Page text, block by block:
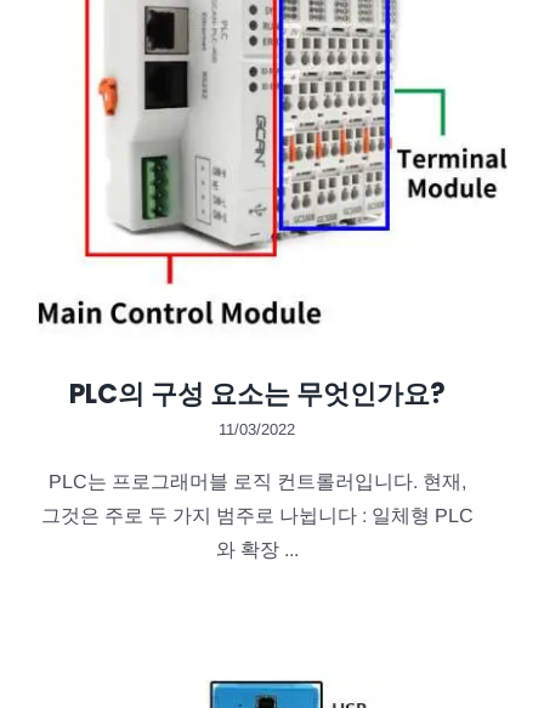
PLC의 구성 요소는 무엇인가요?
11/03/2022
PLC는 프로그래머블 로직 컨트롤러입니다. 현재,
그것은 주로 두 가지 범주로 나뉩니다 : 일체형 PLC
와 확장 ...